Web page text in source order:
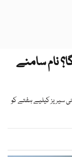
نام سامنے
سیریز کیلیے ہفتے کو